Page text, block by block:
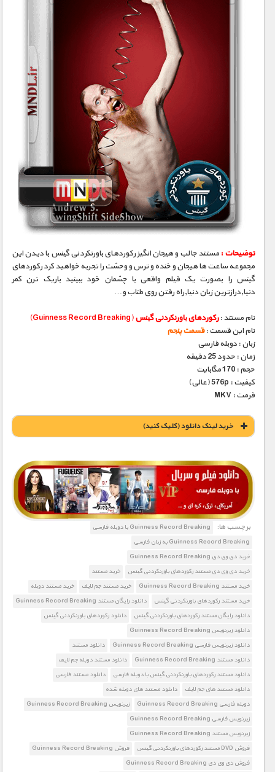
مسابقات / ورزشی
مستند های اختصاصی
توضیحات :مستند جالب و هیجان انگیز رکوردهای باورنکردنی گینس با دیدن این
مجموعه ساعت ها هیجان و خنده و ترس و وحشت را تجربه خواهید کرد رکوردهای
گینس را بصورت یک فیلم واقعی با چشمان خود ببینید باریک ترن کمر
دنیا,درازترین زبان دنیا,راه رفتن روی طناب و…
نام مستند :رکوردهای باورنکردنی گینس(Guinness Record Breaking)
نام این قسمت :قسمت پنجم
زبان : دوبله فارسی
زمان : حدود 25 دقیقه
حجم : 170 مگابایت
کیفیت : 576p (عالی)
فرمت : MKV
خريد لينک دانلود (کليک کنيد)
1900 تومان – خريد لينک دانلود (افزودن به سبد خريد)
برچسب ها:
Guinness Record Breaking با دوبله فارسی
Guinness Record Breaking به زبان فارسی
خرید دی وی دی Guinness Record Breaking
خرید دی وی دی مستند رکوردهای باورنکردنی گینس
خرید مستند
خرید مستند Guinness Record Breaking
خرید مستند جم لایف
خرید مستند دوبله
خرید مستند رکوردهای باورنکردنی گینس
دانلود رایگان مستند Guinness Record Breaking
دانلود رایگان مستند رکوردهای باورنکردنی گینس
دانلود رکوردهای باورنکردنی گینس
دانلود زیرنویس Guinness Record Breaking
دانلود زیرنویس فارسی Guinness Record Breaking
دانلود مستند
دانلود مستند Guinness Record Breaking
دانلود مستند دوبله جم لایف
دانلود مستند رکوردهای باورنکردنی گینس با دوبله فارسی
دانلود مستند فارسی
دانلود مستند های جم لایف
دانلود مستند های دوبله شده
دوبله فارسی Guinness Record Breaking
زیرنویس Guinness Record Breaking
زیرنویس فارسی Guinness Record Breaking
زیرنویس مستند Guinness Record Breaking
فروش DVD مستند رکوردهای باورنکردنی گینس
فروش Guinness Record Breaking
فروش دی وی دی Guinness Record Breaking